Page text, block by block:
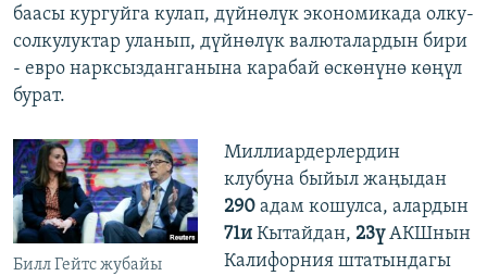
баасы кургуйга кулап, дүйнөлүк экономикада олку-
солкулуктар уланып, дүйнөлүк валюталардын бири
- евро нарксызданганына карабай өскөнүнө көңүл
бурат.
Билл Гейтс жубайы
Миллиардерлердин
клубуна быйыл жаңыдан
290адам кошулса, алардын
71и Кытайдан, 23үАКШнын
Калифорния штатындагы